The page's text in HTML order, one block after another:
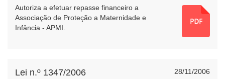
Autoriza a efetuar repasse financeiro a
Associação de Proteção a Maternidade e
Infância - APMI.
28/11/2006
Lei n.º 1347/2006